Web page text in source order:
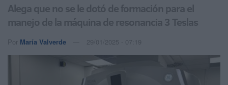
Alega que no se le dotó de formación para el
manejo de la máquina de resonancia 3 Teslas
Por María Valverde 29/01/2025 - 07:19